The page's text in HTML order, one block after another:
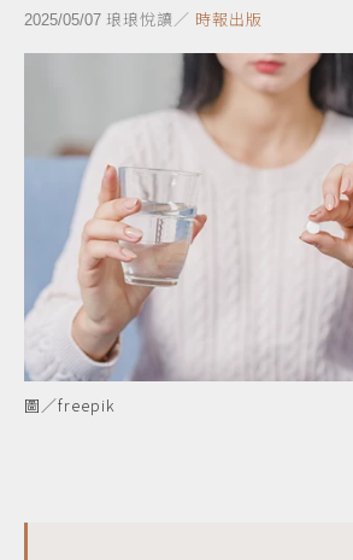
2025/05/07 琅琅悅讀／ 時報出版
圖／freepik